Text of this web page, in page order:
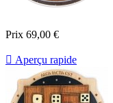
Prix 69,00 €
 Aperçu rapide